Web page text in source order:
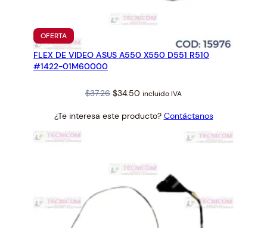
OFERTAPRODUCTO
EN
OFERTA
FLEX DE VIDEO ASUS A550 X550 D551 R510
#1422-01M60000
$37.26 Original
was:
$34.50 Current
is:
incluido IVA
¿Te interesa este producto? Contáctanos